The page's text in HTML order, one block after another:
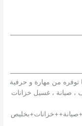
توفره من مهارة و حرفية
صيانة ، غسيل خزانات